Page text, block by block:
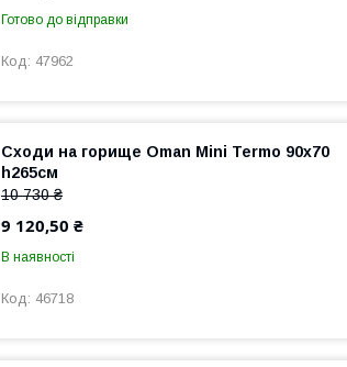
Готово до відправки
47962
Сходи на горище Oman Mini Termo 90x70
h265см
10 730 ₴
9 120,50 ₴
В наявності
46718